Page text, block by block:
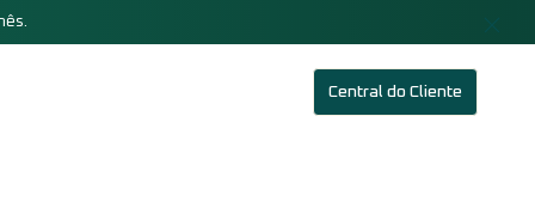
Central do Cliente